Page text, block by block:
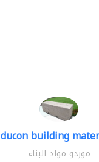
ducon building
موردو مواد البناء